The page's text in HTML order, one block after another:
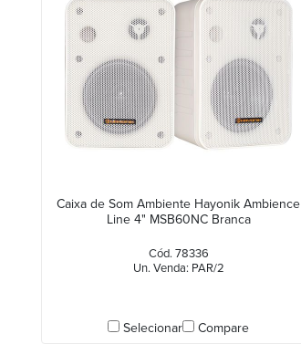
Caixa de Som Ambiente Hayonik Ambience
Line 4" MSB60NC Branca
Cód. 78336
Un. Venda: PAR/2
Selecionar Compare